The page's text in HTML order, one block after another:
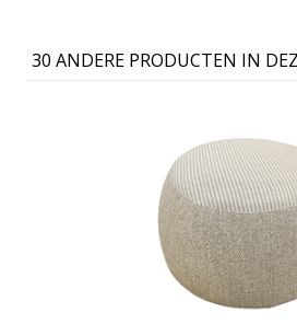
30 ANDERE PRODUCTEN IN